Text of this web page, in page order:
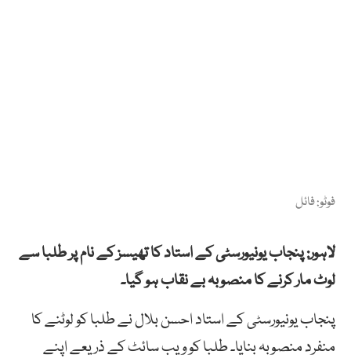
فوٹو: فائل
لاہور: پنجاب یونیورسٹی کے استاد کا تھیسز کے نام پر طلبا سے
لوٹ مار کرنے کا منصوبہ بے نقاب ہو گیا۔
پنجاب یونیورسٹی کے استاد احسن بلال نے طلبا کو لوٹنے کا
منفرد منصوبہ بنایا۔ طلبا کو ویب سائٹ کے ذریعے اپنے